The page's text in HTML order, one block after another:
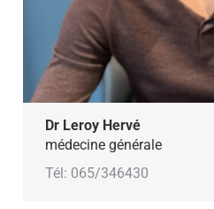
Dr Leroy Hervé
médecine générale
Tél: 065/346430